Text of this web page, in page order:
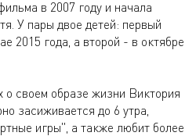
в 2007 году и начала
У пары двое детей: первый
2015 года, а второй - в октябре
о своем образе жизни Виктория
засиживается до 6 утра,
игры", а также любит более